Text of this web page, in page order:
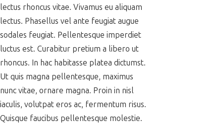
lectus rhoncus vitae. Vivamus eu aliquam
lectus. Phasellus vel ante feugiat augue
sodales feugiat. Pellentesque imperdiet
luctus est. Curabitur pretium a libero ut
rhoncus. In hac habitasse platea dictumst.
Ut quis magna pellentesque, maximus
nunc vitae, ornare magna. Proin in nisl
iaculis, volutpat eros ac, fermentum risus.
Quisque faucibus pellentesque molestie.